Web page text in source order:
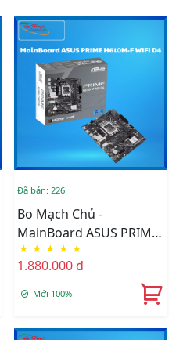
Đã bán: 226
Bo Mạch Chủ -
MainBoard ASUS PRIME
H610M-F WIFI D4
★ ★ ★ ★ ★
1.880.000 đ
Mới 100%